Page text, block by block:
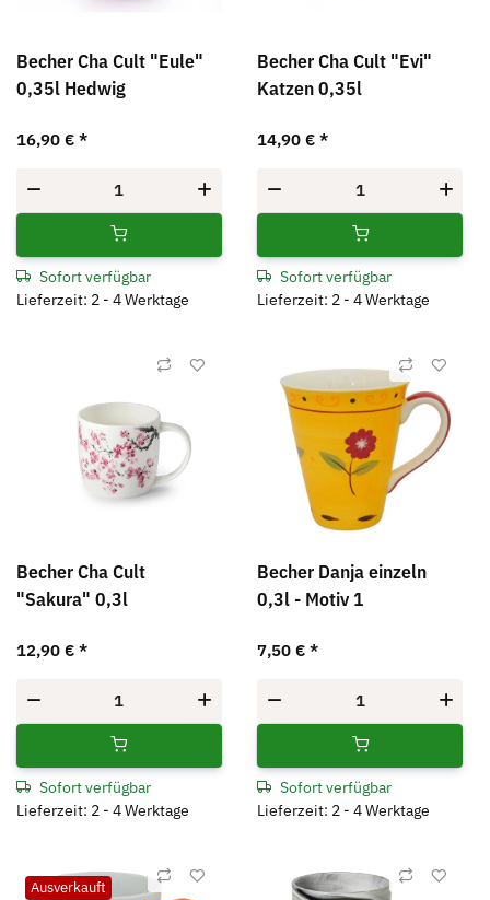
Becher Cha Cult "Eule"
0,35l Hedwig
16,90 € *
Sofort verfügbar
Lieferzeit: 2 - 4 Werktage
Becher Cha Cult "Evi"
Katzen 0,35l
14,90 €*
Sofort verfügbar
Lieferzeit: 2 - 4 Werktage
Becher Cha Cult
"Sakura" 0,3l
12,90 € *
Sofort verfügbar
Lieferzeit: 2 - 4 Werktage
Becher Danja einzeln
0,3l - Motiv 1
7,50 €*
Sofort verfügbar
Lieferzeit: 2 - 4 Werktage
Ausverkauft